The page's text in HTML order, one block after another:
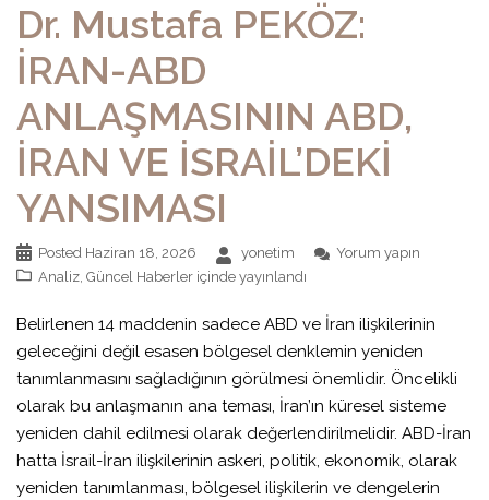
Dr. Mustafa PEKÖZ:
İRAN-ABD
ANLAŞMASININ ABD,
İRAN VE İSRAİL’DEKİ
YANSIMASI
Posted Haziran 18, 2026 yonetim
Yorum yapın
Analiz, Güncel Haberler içinde yayınlandı
Belirlenen 14 maddenin sadece ABD ve İran ilişkilerinin
geleceğini değil esasen bölgesel denklemin yeniden
tanımlanmasını sağladığının görülmesi önemlidir. Öncelikli
olarak bu anlaşmanın ana teması, İran’ın küresel sisteme
yeniden dahil edilmesi olarak değerlendirilmelidir. ABD-İran
hatta İsrail-İran ilişkilerinin askeri, politik, ekonomik, olarak
yeniden tanımlanması, bölgesel ilişkilerin ve dengelerin